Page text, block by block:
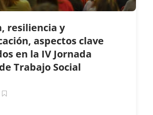
resiliencia y
aspectos clave
en la IV Jornada
Trabajo Social